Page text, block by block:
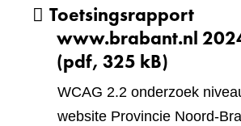
Toetsingsrapport
www.brabant.nl
(pdf, 325 kB)
WCAG 2.2 onderzoek
website Provincie Noord-